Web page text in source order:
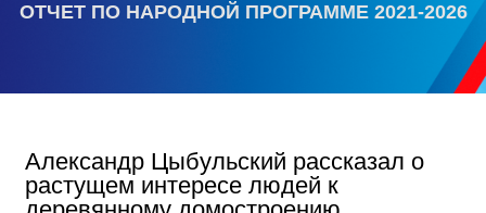
ОТЧЕТ ПО НАРОДНОЙ ПРОГРАММЕ 2021-2026
Александр Цыбульский рассказал о
растущем интересе людей к